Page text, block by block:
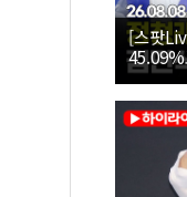
[스팟
45.09%
보 인천